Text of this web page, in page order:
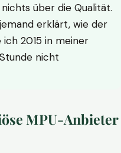
über die Qualität.
erklärt, wie der
2015 in meiner
nicht
MPU-Anbieter